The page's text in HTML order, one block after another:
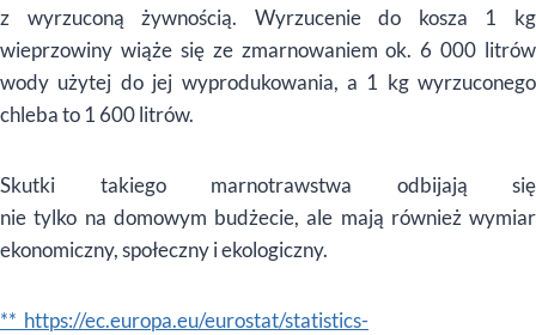
z wyrzuconą żywnością. Wyrzucenie do kosza 1 kg
wieprzowiny wiąże się ze zmarnowaniem ok. 6 000 litrów
wody użytej do jej wyprodukowania, a 1 kg wyrzuconego
chleba to 1 600 litrów.
Skutki takiego marnotrawstwa odbijają się
nie tylko na domowym budżecie, ale mają również wymiar
ekonomiczny, społeczny i ekologiczny.
** https://ec.europa.eu/eurostat/statistics-